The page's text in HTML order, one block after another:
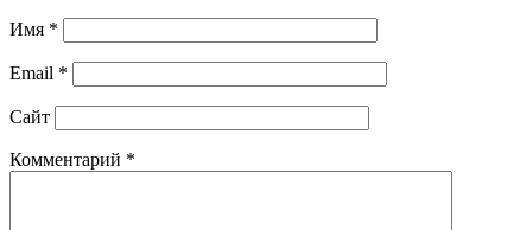
Имя *
Email *
Сайт
Комментарий *